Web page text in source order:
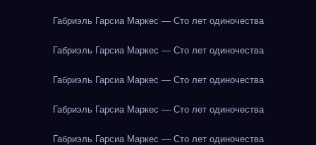
Габриэль Гарсиа Маркес — Сто лет одиночества
Габриэль Гарсиа Маркес — Сто лет одиночества
Габриэль Гарсиа Маркес — Сто лет одиночества
Габриэль Гарсиа Маркес — Сто лет одиночества
Габриэль Гарсиа Маркес — Сто лет одиночества